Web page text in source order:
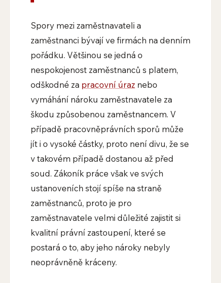
Spory mezi zaměstnavateli a
zaměstnanci bývají ve firmách na denním
pořádku. Většinou se jedná o
nespokojenost zaměstnanců s platem,
odškodné za pracovní úraz nebo
vymáhání nároku zaměstnavatele za
škodu způsobenou zaměstnancem. V
případě pracovněprávních sporů může
jít i o vysoké částky, proto není divu, že se
v takovém případě dostanou až před
soud. Zákoník práce však ve svých
ustanoveních stojí spíše na straně
zaměstnanců, proto je pro
zaměstnavatele velmi důležité zajistit si
kvalitní právní zastoupení, které se
postará o to, aby jeho nároky nebyly
neoprávněně kráceny.